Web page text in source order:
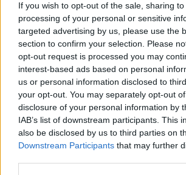
If you wish to opt-out of the sale, sharing
processing of your personal or sensitive
targeted advertising by us, please use the
section to confirm your selection. Please
opt-out request is processed you may
interest-based ads based on personal
us or personal information disclosed to
your opt-out. You may separately opt-out
disclosure of your personal information by
IAB’s list of downstream participants. This
also be disclosed by us to third parties on
Downstream Participants that may further
Celníci odhalili gang překupníků
stovku ptáků
5.8.2026 20:13 ( ČTK
Celníci
papoušků
krajích a
ptáků. S
zajištěním zvířat celníkům pomohly zoo v
ostravské zahradě také papoušci nalezli
tiskové zprávě nawebucelníků to oznámila
Martina Kaňková. Případem se zabývá policie.